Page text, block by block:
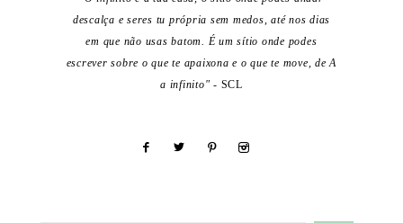
descalça e seres tu própria sem medos, até nos dias
em que não usas batom. É um sítio onde podes
escrever sobre o que te apaixona e o que te move, de A
a infinito"- SCL